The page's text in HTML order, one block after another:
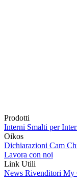
Prodotti
Interni Smalti per
Oikos
Dichiarazioni Cam
Lavora con noi
Link Utili
News Rivenditori My